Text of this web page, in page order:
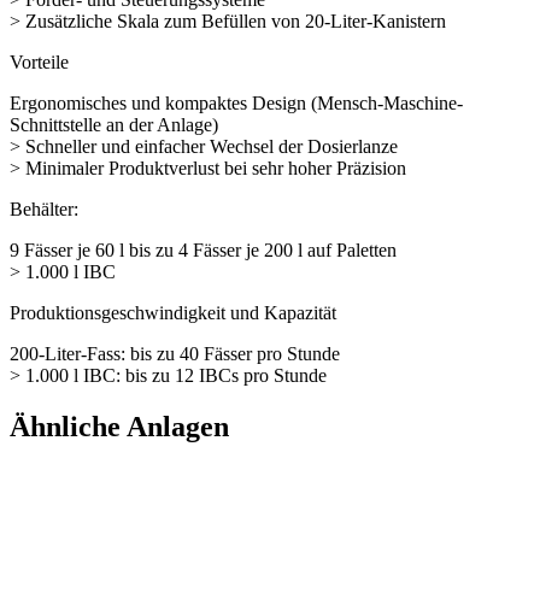
> Zusätzliche Skala zum Befüllen von 20-Liter-Kanistern
Vorteile
Ergonomisches und kompaktes Design (Mensch-Maschine-
Schnittstelle an der Anlage)
> Schneller und einfacher Wechsel der Dosierlanze
> Minimaler Produktverlust bei sehr hoher Präzision
Behälter:
9 Fässer je 60 l bis zu 4 Fässer je 200 l auf Paletten
> 1.000 l IBC
Produktionsgeschwindigkeit und Kapazität
200-Liter-Fass: bis zu 40 Fässer pro Stunde
> 1.000 l IBC: bis zu 12 IBCs pro Stunde
Ähnliche Anlagen